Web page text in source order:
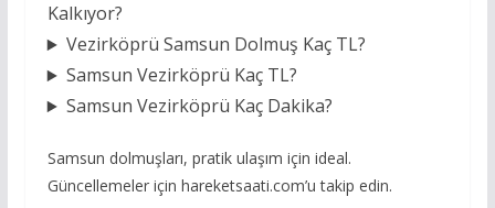
Kalkıyor?
Vezirköprü Samsun Dolmuş Kaç TL?
Samsun Vezirköprü Kaç TL?
Samsun Vezirköprü Kaç Dakika?
Samsun dolmuşları, pratik ulaşım için ideal.
Güncellemeler için hareketsaati.com’u takip edin.